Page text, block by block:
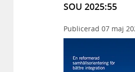
SOU 2025:55
Publicerad 07 maj